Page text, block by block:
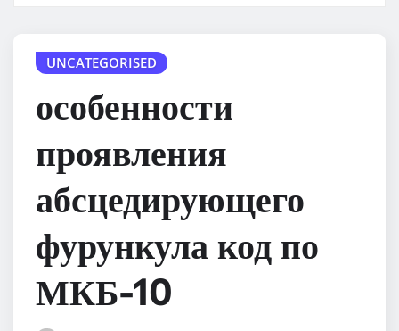
UNCATEGORISED
особенности
проявления
абсцедирующего
фурункула код по
МКБ-10